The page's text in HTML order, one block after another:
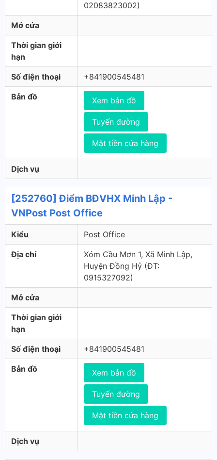
02083823002)
Mở cửa
Thời gian giới
hạn
Số điện thoại +841900545481
Bản đồ Xem bản đồ
Tuyến đường
Mặt tiền cửa hàng
Dịch vụ
[252760] Điểm BĐVHX Minh Lập -
VNPost Post Office
Kiểu Post Office
Địa chỉ
Xóm Cầu Mơn 1, Xã Minh Lập,
Huyện Đồng Hỷ (ÐT:
0915327092)
Mở cửa
Thời gian giới
hạn
Số điện thoại +841900545481
Bản đồ Xem bản đồ
Tuyến đường
Mặt tiền cửa hàng
Dịch vụ